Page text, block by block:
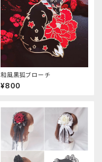
和風黒狐ブローチ
¥800